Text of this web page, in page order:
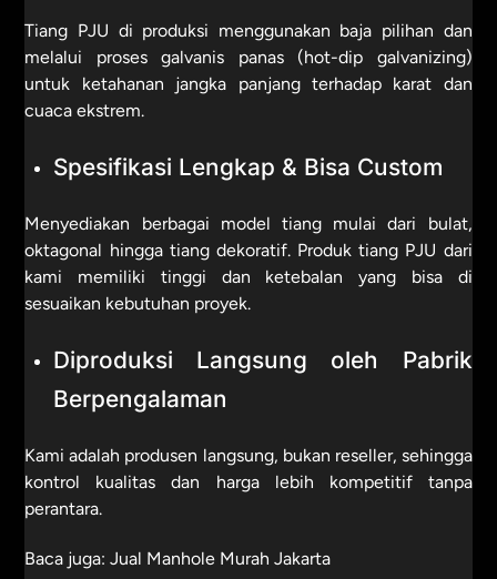
Tiang PJU di produksi menggunakan baja pilihan dan
melalui proses galvanis panas (hot-dip galvanizing)
untuk ketahanan jangka panjang terhadap karat dan
cuaca ekstrem.
Spesifikasi Lengkap & Bisa Custom
Menyediakan berbagai model tiang mulai dari bulat,
oktagonal hingga tiang dekoratif. Produk tiang PJU dari
kami memiliki tinggi dan ketebalan yang bisa di
sesuaikan kebutuhan proyek.
Diproduksi Langsung oleh Pabrik
Berpengalaman
Kami adalah produsen langsung, bukan reseller, sehingga
kontrol kualitas dan harga lebih kompetitif tanpa
perantara.
Baca juga:Jual Manhole Murah Jakarta